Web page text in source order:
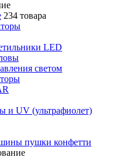
234 товара
LED
светом
и UV (ультрафиолет)
пушки конфетти